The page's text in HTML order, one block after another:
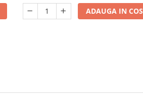
ADAUGA IN COS